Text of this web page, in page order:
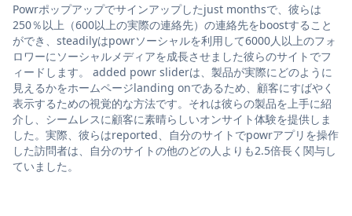
Powrポップアップでサインアップしたjust monthsで、彼らは
250％以上（600以上の実際の連絡先）の連絡先をboostすること
ができ、steadilyはpowrソーシャルを利用して6000人以上のフォ
ロワーにソーシャルメディアを成長させました彼らのサイトでフ
ィードします。 added powr sliderは、製品が実際にどのように
見えるかをホームページlanding onであるため、顧客にすばやく
表示するための視覚的な方法です。それは彼らの製品を上手に紹
介し、シームレスに顧客に素晴らしいオンサイト体験を提供しま
した。実際、彼らはreported、自分のサイトでpowrアプリを操作
した訪問者は、自分のサイトの他のどの人よりも2.5倍長く関与し
ていました。